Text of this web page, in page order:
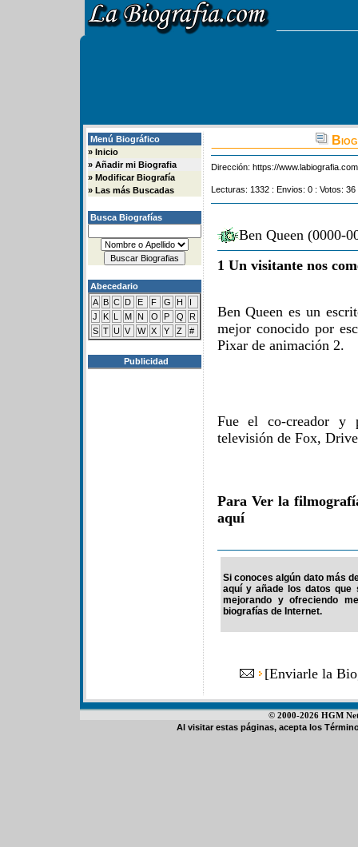
Menú Biográfico
» Inicio
» Añadir mi Biografia
» Modificar Biografía
» Las más Buscadas
Busca Biografías
Abecedario
A B C D E F G H
I
J
K L M N O P Q
R
S T U V W X Y Z #
Publicidad
Dirección: https://
Lecturas: 1332 : Envios: 0 : Votos:
Ben Queen (0000-
1 Un visitante nos
Ben Queen es un
mejor conocido por
Pixar de animación 2.
Fue el co-creador y
televisión de Fox,
Para Ver la
aquí
Si conoces algún dato más
aquí y añade los datos que
mejorando y ofreciendo
biografías de Internet.
[Enviarle la
© 2000-2026 HGM
Al visitar estas páginas, acepta los